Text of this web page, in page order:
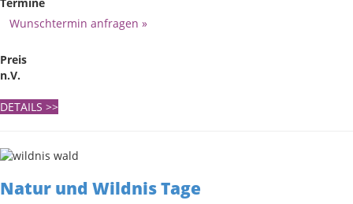
Wunschtermin anfragen »
Preis
n.V.
DETAILS >>
Natur und Wildnis Tage